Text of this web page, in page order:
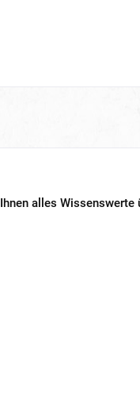
alles Wissenswerte